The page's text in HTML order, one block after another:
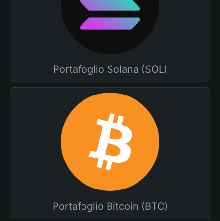
Portafoglio Solana (SOL)
Portafoglio Bitcoin (BTC)